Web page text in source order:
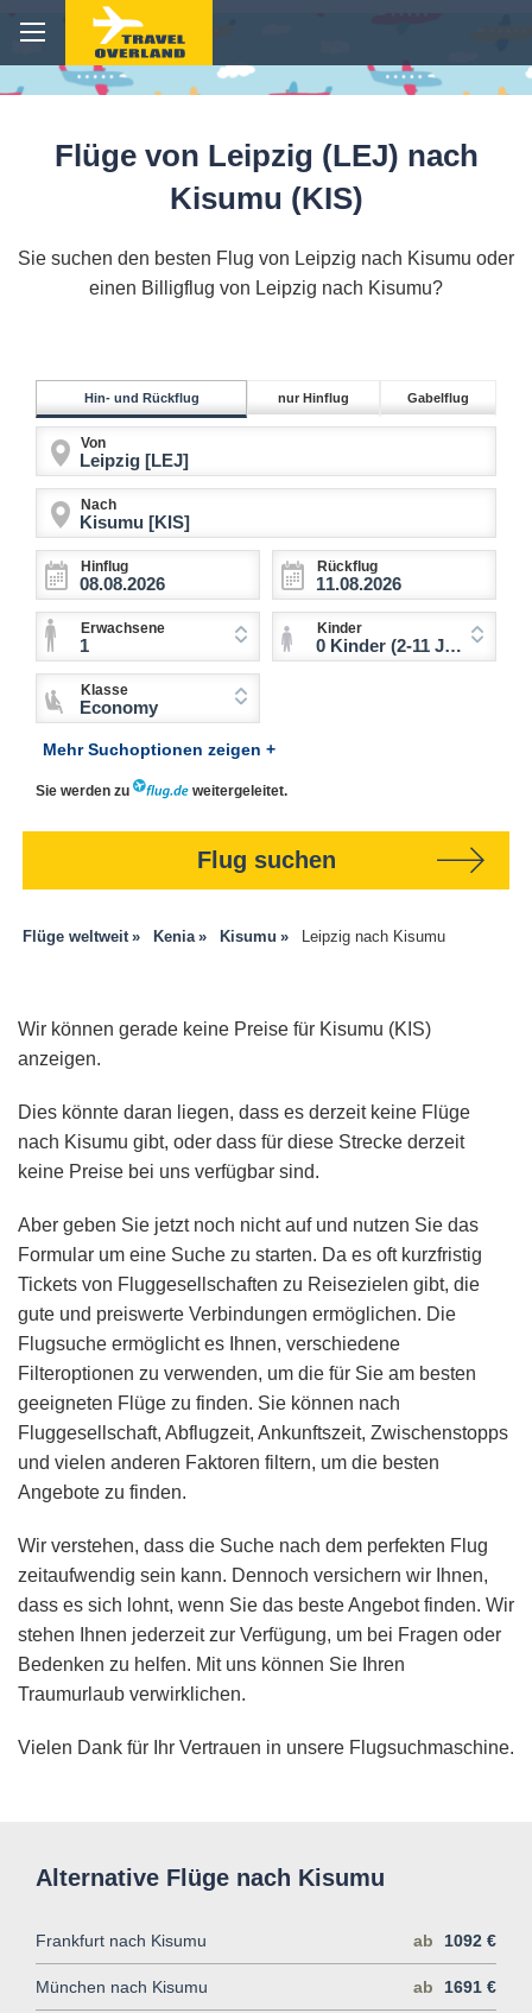
Flüge von Leipzig (LEJ) nach
Kisumu (KIS)
Sie suchen den besten Flug von Leipzig nach Kisumu oder
einen Billigflug von Leipzig nach Kisumu?
Hin- und Rückflug nur Hinflug Gabelflug
Von
Nach
Hinflug Rückflug
Erwachsene
1
Kinder
0 Kinder (2-11 Jahre)
Klasse
Economy
Mehr Suchoptionen zeigen +
Sie werden zu weitergeleitet.
Flug suchen
Flüge weltweit Kenia Kisumu Leipzig nach Kisumu
Wir können gerade keine Preise für Kisumu (KIS)
anzeigen.
Dies könnte daran liegen, dass es derzeit keine Flüge
nach Kisumu gibt, oder dass für diese Strecke derzeit
keine Preise bei uns verfügbar sind.
Aber geben Sie jetzt noch nicht auf und nutzen Sie das
Formular um eine Suche zu starten. Da es oft kurzfristig
Tickets von Fluggesellschaften zu Reisezielen gibt, die
gute und preiswerte Verbindungen ermöglichen. Die
Flugsuche ermöglicht es Ihnen, verschiedene
Filteroptionen zu verwenden, um die für Sie am besten
geeigneten Flüge zu finden. Sie können nach
Fluggesellschaft, Abflugzeit, Ankunftszeit, Zwischenstopps
und vielen anderen Faktoren filtern, um die besten
Angebote zu finden.
Wir verstehen, dass die Suche nach dem perfekten Flug
zeitaufwendig sein kann. Dennoch versichern wir Ihnen,
dass es sich lohnt, wenn Sie das beste Angebot finden. Wir
stehen Ihnen jederzeit zur Verfügung, um bei Fragen oder
Bedenken zu helfen. Mit uns können Sie Ihren
Traumurlaub verwirklichen.
Vielen Dank für Ihr Vertrauen in unsere Flugsuchmaschine.
Alternative Flüge nach Kisumu
Frankfurt nach Kisumu ab 1092 €
München nach Kisumu ab 1691 €